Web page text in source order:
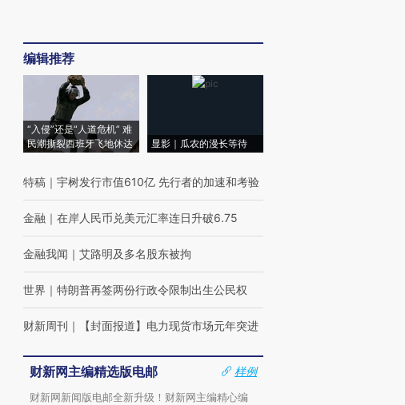
编辑推荐
“入侵”还是“人道危机” 难
民潮撕裂西班牙飞地休达
显影｜瓜农的漫长等待
特稿 ｜ 宇树发行市值610亿 先行者的加速和考验
金融 ｜ 在岸人民币兑美元汇率连日升破6.75
金融我闻 ｜ 艾路明及多名股东被拘
世界 ｜ 特朗普再签两份行政令限制出生公民权
财新周刊 ｜ 【封面报道】电力现货市场元年突进
财新网主编精选版电邮
样例
财新网新闻版电邮全新升级！财新网主编精心编